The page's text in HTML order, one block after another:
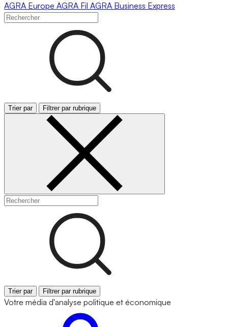
AGRA Europe AGRA Fil AGRA Business Express
Trier par Filtrer par rubrique
Trier par Filtrer par rubrique
Votre média d'analyse politique et économique